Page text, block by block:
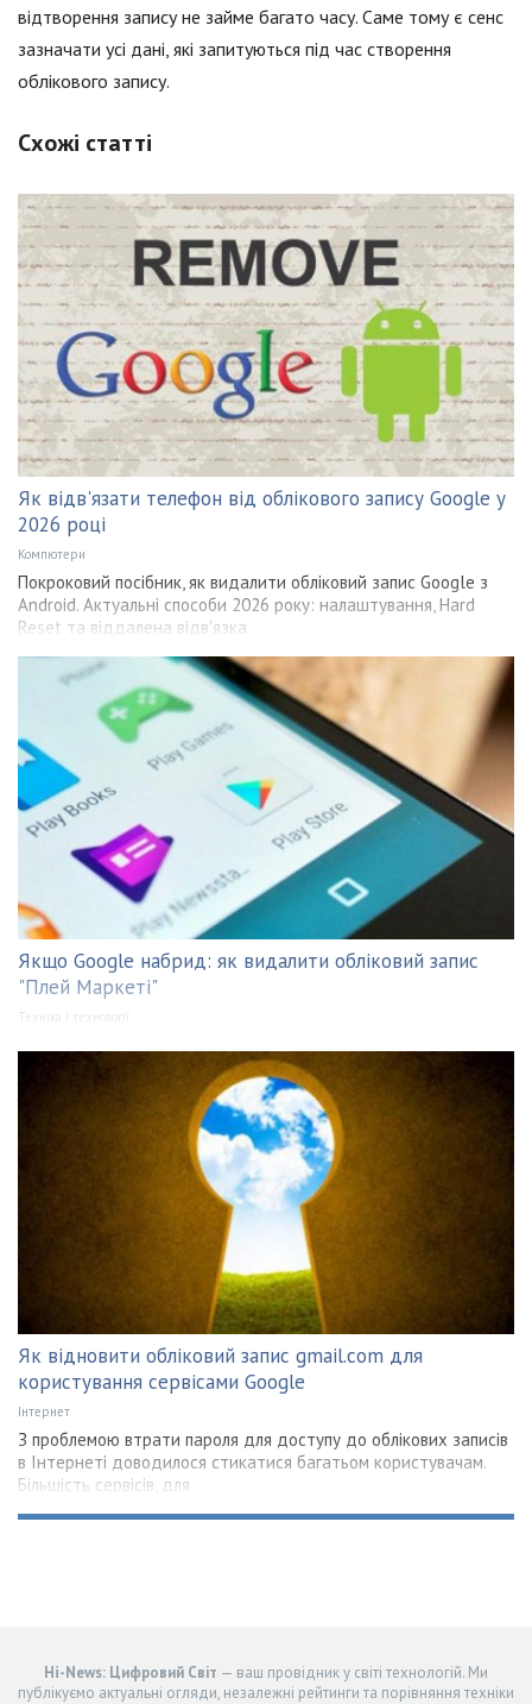
відтворення запису не займе багато часу. Саме тому є сенс
зазначати усі дані, які запитуються під час створення
облікового запису.
Схожі статті
Як відв'язати телефон від облікового запису Google у
2026 році
Компютери
Покроковий посібник, як видалити обліковий запис Google з
Android. Актуальні способи 2026 року: налаштування, Hard
Reset та віддалена відв'язка.
Якщо Google набрид: як видалити обліковий запис
"Плей Маркеті"
Техніка і технології
Як відновити обліковий запис gmail.com для
користування сервісами Google
Інтернет
З проблемою втрати пароля для доступу до облікових записів
в Інтернеті доводилося стикатися багатьом користувачам.
Більшість сервісів, для
Hi-News: Цифровий Світ — ваш провідник у світі технологій. Ми
публікуємо актуальні огляди, незалежні рейтинги та порівняння техніки